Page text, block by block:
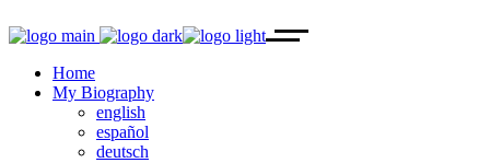
Home
My Biography
english
español
deutsch